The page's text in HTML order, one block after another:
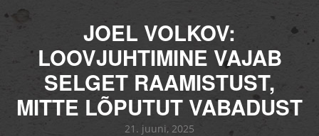
JOEL VOLKOV:
LOOVJUHTIMINE VAJAB
SELGET RAAMISTUST,
MITTE LÕPUTUT VABADUST
21. juuni, 2025